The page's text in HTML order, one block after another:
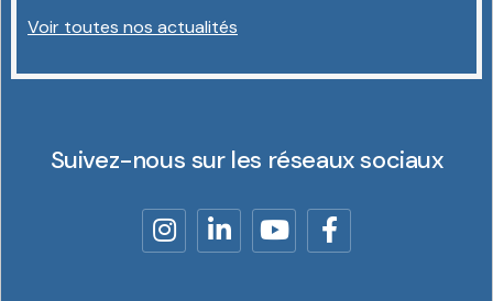
Voir toutes nos actualités
Suivez-nous sur les réseaux sociaux